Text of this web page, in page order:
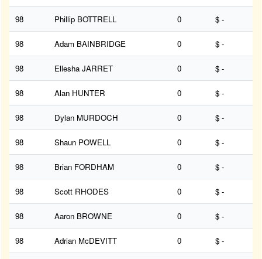
98 Phillip BOTTRELL 0 $ -
98 Adam BAINBRIDGE 0 $ -
98 Ellesha JARRET 0 $ -
98 Alan HUNTER 0 $ -
98 Dylan MURDOCH 0 $ -
98 Shaun POWELL 0 $ -
98 Brian FORDHAM 0 $ -
98 Scott RHODES 0 $ -
98 Aaron BROWNE 0 $ -
98 Adrian McDEVITT 0 $ -